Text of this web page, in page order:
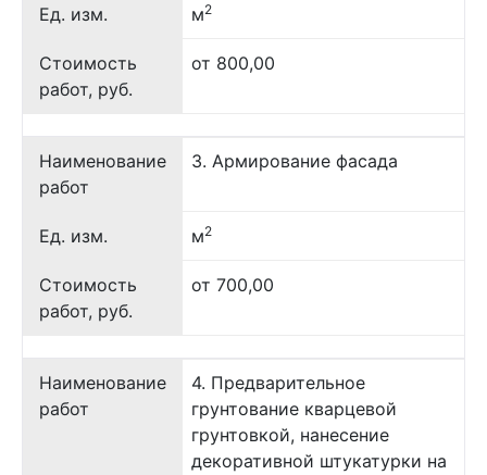
Ед. изм. м2
Стоимость
работ, руб.
от 800,00
Наименование
работ
3. Армирование фасада
Ед. изм. м2
Стоимость
работ, руб.
от 700,00
Наименование
работ
4. Предварительное
грунтование кварцевой
грунтовкой, нанесение
декоративной штукатурки на